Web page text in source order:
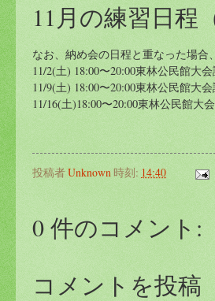
11月の練習日程
なお、納め会の日程と重なった場
11/2(土) 18:00〜20:00東林公民館大
11/9(土) 18:00〜20:00東林公民館大
11/16(土)18:00〜20:00東林公民館大
投稿者Unknown時刻: 14:40
0 件のコメント:
コメントを投稿